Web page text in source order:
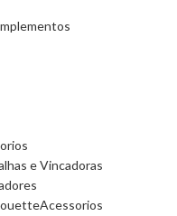
e Vincadoras
Acessorios